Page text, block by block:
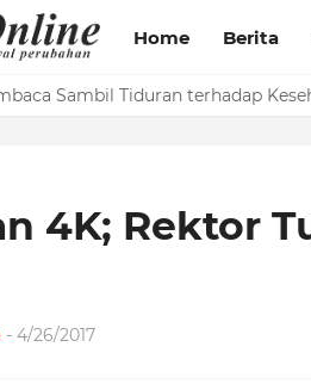
Home Berita
Sambil Tiduran terhadap
Jurnalistik, Baihaqi
4K; Rektor
- 4/26/2017